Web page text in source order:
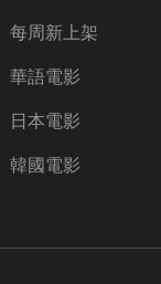
每周新上架
華語電影
日本電影
韓國電影